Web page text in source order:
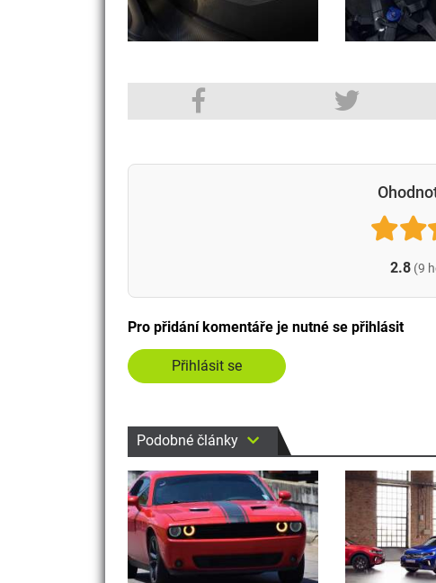
2.8 (9
Pro přidání komentáře je nutné se přihlásit
Přihlásit se
Podobné články